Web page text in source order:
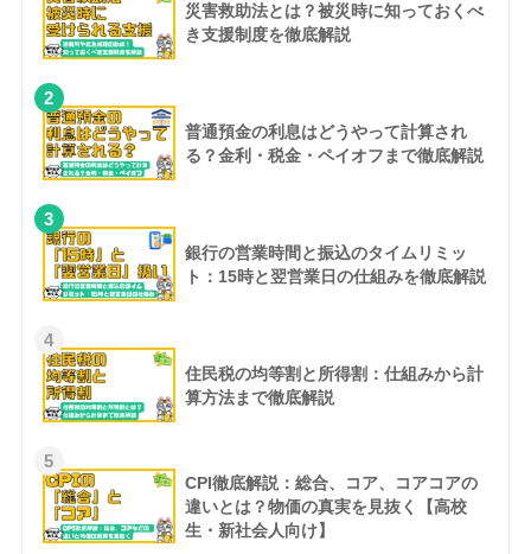
災害救助法とは？被災時に知っておくべ
き支援制度を徹底解説
2
普通預金の利息はどうやって計算され
る？金利・税金・ペイオフまで徹底解説
3
銀行の営業時間と振込のタイムリミッ
ト：15時と翌営業日の仕組みを徹底解説
4
住民税の均等割と所得割：仕組みから計
算方法まで徹底解説
5
CPI徹底解説：総合、コア、コアコアの
違いとは？物価の真実を見抜く【高校
生・新社会人向け】